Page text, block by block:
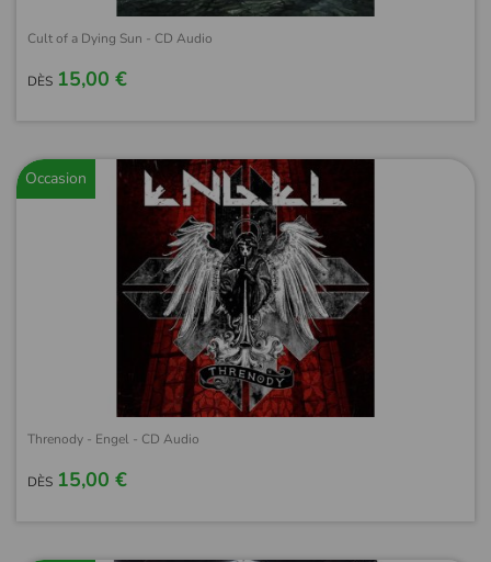
Cult of a Dying Sun - CD Audio
DÈS 15,00 €
Occasion
Threnody - Engel - CD Audio
DÈS 15,00 €